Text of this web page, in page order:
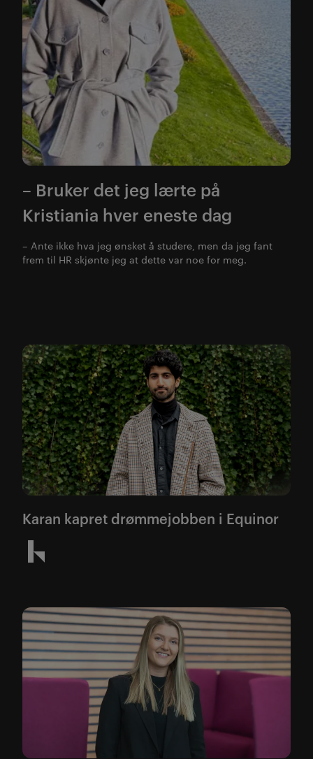
– Bruker det jeg lærte på
Kristiania hver eneste dag
– Ante ikke hva jeg ønsket å studere, men da jeg fant
frem til HR skjønte jeg at dette var noe for meg.
Karan kapret drømmejobben i Equinor